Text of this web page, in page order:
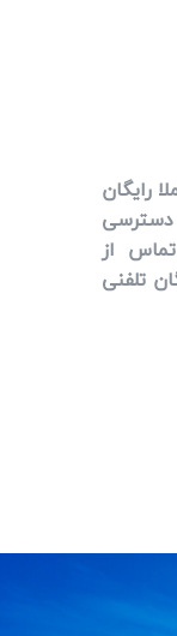
رایگان
از
تلفنی